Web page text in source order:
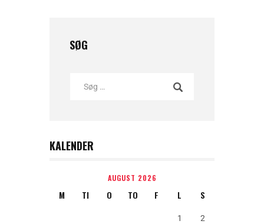
SØG
KALENDER
AUGUST 2026
M TI O TO F L S
1 2